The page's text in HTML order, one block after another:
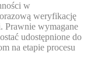
w
weryfikację
Prawnie wymagane
udostępnione do
na etapie procesu